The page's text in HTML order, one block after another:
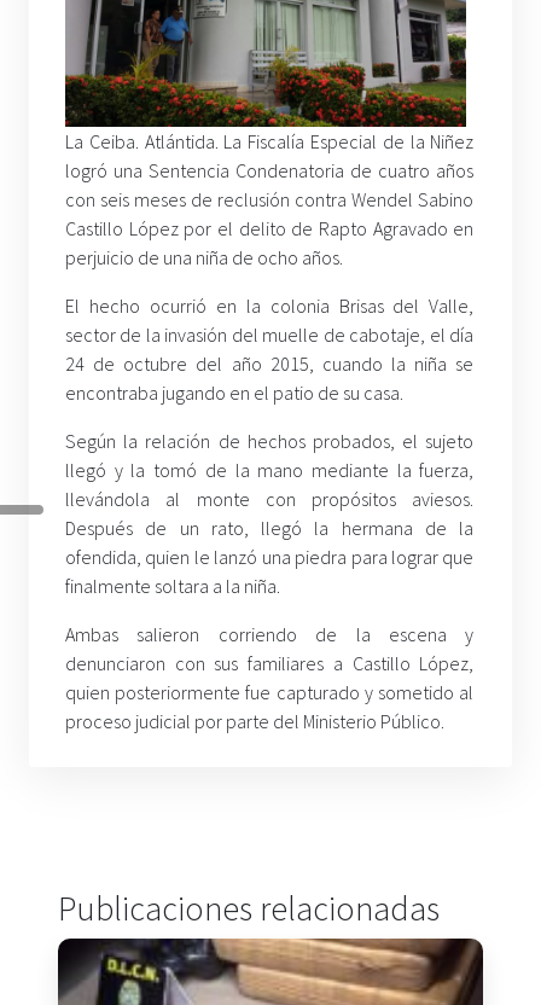
La Ceiba. Atlántida. La Fiscalía Especial de la Niñez
logró una Sentencia Condenatoria de cuatro años
con seis meses de reclusión contra Wendel Sabino
Castillo López por el delito de Rapto Agravado en
perjuicio de una niña de ocho años.
El hecho ocurrió en la colonia Brisas del Valle,
sector de la invasión del muelle de cabotaje, el día
24 de octubre del año 2015, cuando la niña se
encontraba jugando en el patio de su casa.
Según la relación de hechos probados, el sujeto
llegó y la tomó de la mano mediante la fuerza,
llevándola al monte con propósitos aviesos.
Después de un rato, llegó la hermana de la
ofendida, quien le lanzó una piedra para lograr que
finalmente soltara a la niña.
Ambas salieron corriendo de la escena y
denunciaron con sus familiares a Castillo López,
quien posteriormente fue capturado y sometido al
proceso judicial por parte del Ministerio Público.
Publicaciones relacionadas